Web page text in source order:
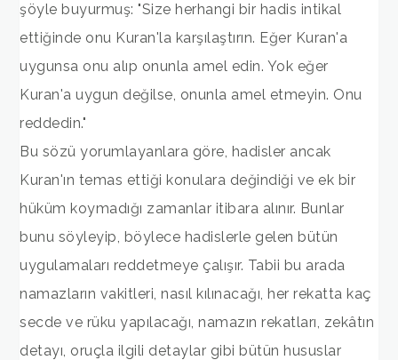
şöyle buyurmuş: "Size herhangi bir hadis intikal
ettiğinde onu Kuran'la karşılaştırın. Eğer Kuran'a
uygunsa onu alıp onunla amel edin. Yok eğer
Kuran'a uygun değilse, onunla amel etmeyin. Onu
reddedin."
Bu sözü yorumlayanlara göre, hadisler ancak
Kuran'ın temas ettiği konulara değindiği ve ek bir
hüküm koymadığı zamanlar itibara alınır. Bunlar
bunu söyleyip, böylece hadislerle gelen bütün
uygulamaları reddetmeye çalışır. Tabii bu arada
namazların vakitleri, nasıl kılınacağı, her rekatta kaç
secde ve rüku yapılacağı, namazın rekatları, zekâtın
detayı, oruçla ilgili detaylar gibi bütün hususlar